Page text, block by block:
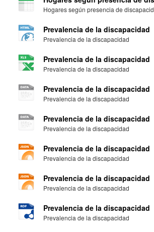
Hogares según presencia de
Prevalencia de la discapacidad
Prevalencia de la discapacidad
Prevalencia de la discapacidad
Prevalencia de la discapacidad
Prevalencia de la discapacidad
Prevalencia de la discapacidad
Prevalencia de la discapacidad
Prevalencia de la discapacidad
Prevalencia de la discapacidad
Prevalencia de la discapacidad
Prevalencia de la discapacidad
Prevalencia de la discapacidad
Prevalencia de la discapacidad
Prevalencia de la discapacidad